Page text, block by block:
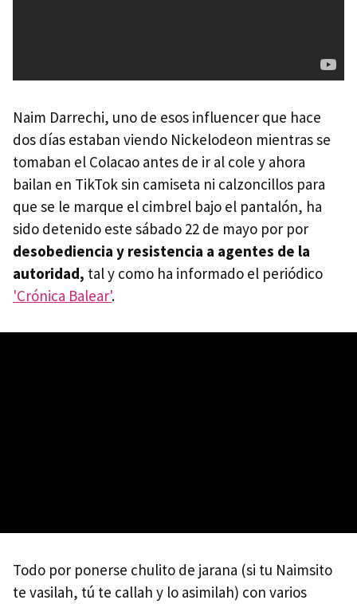
Naim Darrechi, uno de esos influencer que hace
dos días estaban viendo Nickelodeon mientras se
tomaban el Colacao antes de ir al cole y ahora
bailan en TikTok sin camiseta ni calzoncillos para
que se le marque el cimbrel bajo el pantalón, ha
sido detenido este sábado 22 de mayo por por
desobediencia y resistencia a agentes de la
autoridad, tal y como ha informado el periódico
'Crónica Balear'.
Todo por ponerse chulito de jarana (si tu Naimsito
te vasilah, tú te callah y lo asimilah) con varios